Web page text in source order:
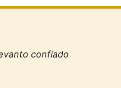
confiado